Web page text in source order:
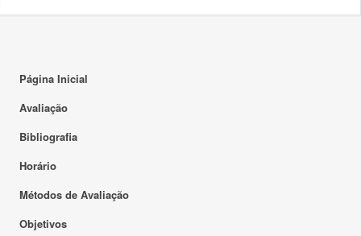
Página Inicial
Avaliação
Bibliografia
Horário
Métodos de Avaliação
Objetivos